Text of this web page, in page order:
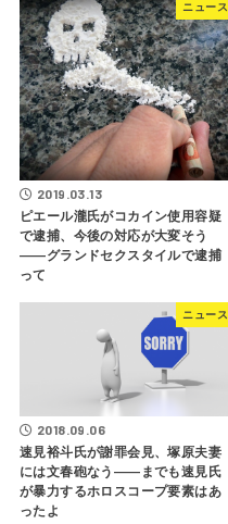
ニュース
2019.03.13
ピエール瀧氏がコカイン使用容疑
で逮捕、今後の対応が大変そう
――グランドセクスタイルで逮捕
って
ニュース
2018.09.06
速見裕斗氏が謝罪会見、塚原夫妻
には文春砲なう――までも速見氏
が暴力するホロスコープ要素はあ
ったよ